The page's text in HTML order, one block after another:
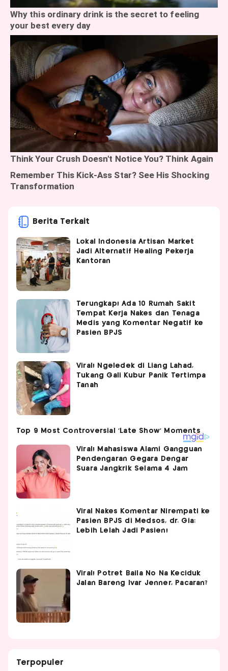
Berita Terkait
Lokal Indonesia Artisan Market
Jadi Alternatif Healing Pekerja
Kantoran
Terungkap! Ada 10 Rumah Sakit
Tempat Kerja Nakes dan Tenaga
Medis yang Komentar Negatif ke
Pasien BPJS
Viral! Ngeledek di Liang Lahad,
Tukang Gali Kubur Panik Tertimpa
Tanah
Viral! Mahasiswa Alami Gangguan
Pendengaran Gegara Dengar
Suara Jangkrik Selama 4 Jam
Viral Nakes Komentar Nirempati ke
Pasien BPJS di Medsos, dr. Gia:
Lebih Lelah Jadi Pasien!
Viral! Potret Baila No Na Keciduk
Jalan Bareng Ivar Jenner, Pacaran?
Terpopuler